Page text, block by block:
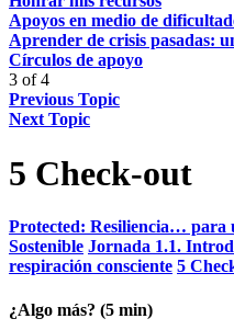
Apoyos en medio de
Aprender de crisis pasadas:
Círculos de apoyo
3 of 4
Previous Topic
Next Topic
5 Check-out
Protected: Resiliencia… para
Sostenible Jornada 1.1.
respiración consciente 5
¿Algo más? (5 min)